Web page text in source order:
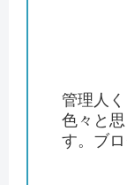
管理人く
色々と
す。ブロ